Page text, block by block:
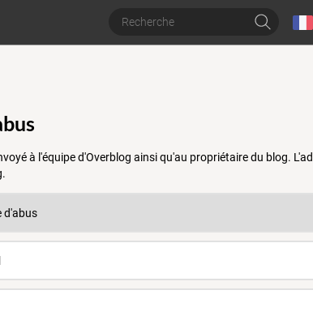
à l'équipe d'Overblog ainsi qu'au propriétaire du blog.